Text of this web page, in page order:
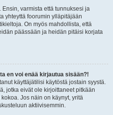
varmista että tunnuksesi ja
yhteyttä foorumin ylläpitäjään
On myös mahdollista, että
päässään ja heidän pitäisi korjata
en voi enää kirjautua sisään?!
käyttäjätilisi käytöstä jostain syystä.
jotka eivät ole kirjoittaneet pitkään
Jos näin on käynyt, yritä
aktiivisemmin.